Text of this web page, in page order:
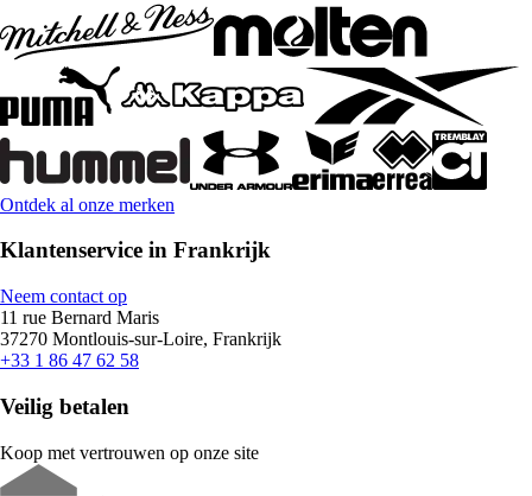
Ontdek al onze merken
Klantenservice in Frankrijk
Neem contact op
11 rue Bernard Maris
37270 Montlouis-sur-Loire, Frankrijk
+33 1 86 47 62 58
Veilig betalen
Koop met vertrouwen op onze site